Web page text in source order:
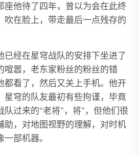
座他待了四年，曾以为会在此终
吹在脸上，带走最后一点残存的
已经在星穹战队的安排下坐进了
喧嚣，老东家粉丝的粉丝的错
都看了，然后又关上手机。他开
星穹的队友最初有些拘谨，毕竟
过来的“老将”，将”，但他们很
助，对地图视野的理解，对时机
部机器。